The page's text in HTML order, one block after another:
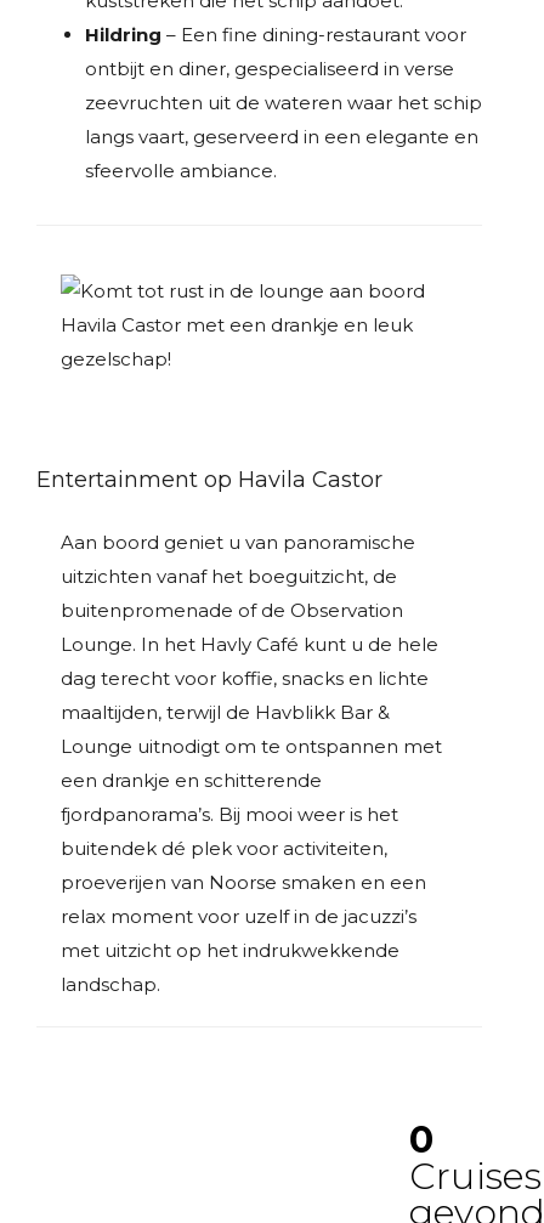
Hildring – Een fine dining-restaurant voor
ontbijt en diner, gespecialiseerd in verse
zeevruchten uit de wateren waar het schip
langs vaart, geserveerd in een elegante en
sfeervolle ambiance.
Entertainment op Havila Castor
Aan boord geniet u van panoramische
uitzichten vanaf het boeguitzicht, de
buitenpromenade of de Observation
Lounge. In het Havly Café kunt u de hele
dag terecht voor koffie, snacks en lichte
maaltijden, terwijl de Havblikk Bar &
Lounge uitnodigt om te ontspannen met
een drankje en schitterende
fjordpanorama’s. Bij mooi weer is het
buitendek dé plek voor activiteiten,
proeverijen van Noorse smaken en een
relax moment voor uzelf in de jacuzzi’s
met uitzicht op het indrukwekkende
landschap.